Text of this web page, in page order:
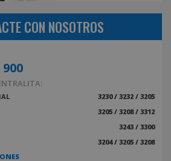
CON NOSOTROS
900
3230 / 3232 / 3205
3205 / 3208 / 3312
3243 / 3300
3204 / 3205 / 3208